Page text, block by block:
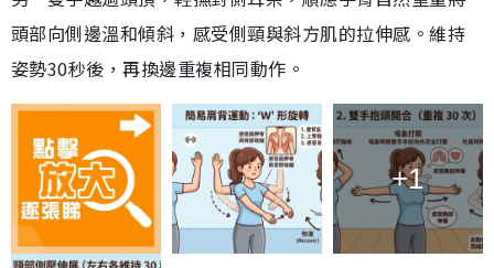
頭部向側邊溫和傾斜，感受側頸與斜方肌的拉伸感。維持
姿勢30秒後，再換邊重複相同動作。
+1